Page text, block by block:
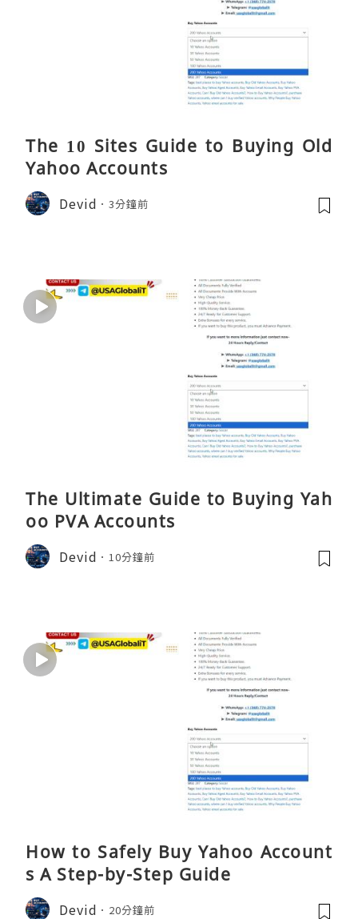
The 10 Sites Guide to Buying Old
Yahoo Accounts
Devid 3分鐘前
The Ultimate Guide to Buying Yah
oo PVA Accounts
Devid 10分鐘前
How to Safely Buy Yahoo Account
s A Step-by-Step Guide
Devid 20分鐘前